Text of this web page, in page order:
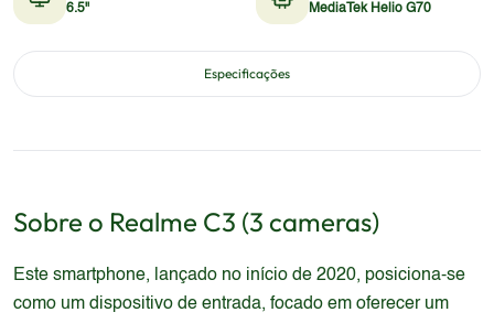
6.5"
MediaTek Helio G70
Especificações
Sobre o Realme C3 (3 cameras)
Este smartphone, lançado no início de 2020, posiciona-se
como um dispositivo de entrada, focado em oferecer um